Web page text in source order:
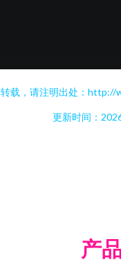
载，请注明出处：http://
更新时间：
产